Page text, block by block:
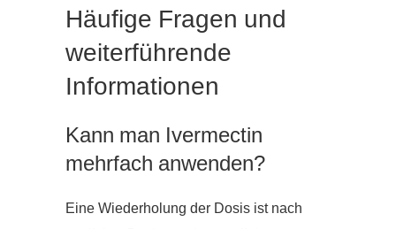
Häufige Fragen und
weiterführende
Informationen
Kann man Ivermectin
mehrfach anwenden?
Eine Wiederholung der Dosis ist nach